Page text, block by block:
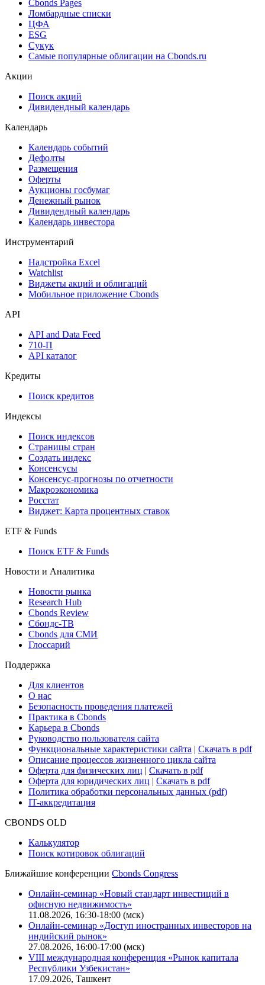
Cbonds Pages
Ломбардные списки
ЦФА
ESG
Сукук
Самые популярные облигации на Cbonds.ru
Акции
Поиск акций
Дивидендный календарь
Календарь
Календарь событий
Дефолты
Размещения
Оферты
Аукционы госбумаг
Денежный рынок
Дивидендный календарь
Календарь инвестора
Инструментарий
Надстройка Excel
Watchlist
Виджеты акций и облигаций
Мобильное приложение Cbonds
API
API and Data Feed
710-П
API каталог
Кредиты
Поиск кредитов
Индексы
Поиск индексов
Страницы стран
Создать индекс
Консенсусы
Консенсус-прогнозы по отчетности
Макроэкономика
Росстат
Виджет: Карта процентных ставок
ETF & Funds
Поиск ETF & Funds
Новости и Аналитика
Новости рынка
Research Hub
Cbonds Review
Сбондс-ТВ
Cbonds для СМИ
Глоссарий
Поддержка
Для клиентов
О нас
Безопасность проведения платежей
Практика в Cbonds
Карьера в Cbonds
Руководство пользователя сайта
Функциональные характеристики сайта | Скачать в pdf
Описание процессов жизненного цикла сайта
Оферта для физических лиц | Скачать в pdf
Оферта для юридических лиц | Скачать в pdf
Политика обработки персональных данных (pdf)
IT-аккредитация
CBONDS OLD
Калькулятор
Поиск котировок облигаций
Ближайшие конференции Cbonds Congress
Онлайн-семинар «Новый стандарт инвестиций в
офисную недвижимость»
11.08.2026, 16:30-18:00 (мск)
Онлайн-семинар «Доступ иностранных инвесторов на
индийский рынок»
27.08.2026, 16:00-17:00 (мск)
VIII международная конференция «Рынок капитала
Республики Узбекистан»
17.09.2026, Ташкент